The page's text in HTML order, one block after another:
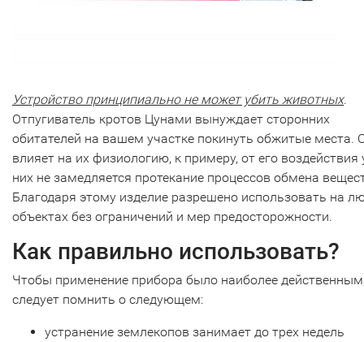
Устройство принципиально не может убить животных.
Отпугиватель кротов Цунами вынуждает сторонних
обитателей на вашем участке покинуть обжитые места.
влияет на их физиологию, к примеру, от его воздействия
них не замедляется протекание процессов обмена
Благодаря этому изделие разрешено использовать на
объектах без ограничений и мер предосторожности.
Как правильно использовать?
Чтобы применение прибора было наиболее
следует помнить о следующем:
устранение землекопов занимает до трех недель